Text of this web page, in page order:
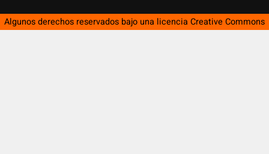
Algunos derechos reservados bajo una licencia Creative Commons